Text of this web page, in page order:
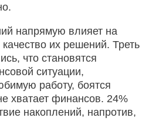
напрямую влияет на
их решений. Треть
что становятся
ситуации,
работу, боятся
хватает финансов. 24%
накоплений, напротив,